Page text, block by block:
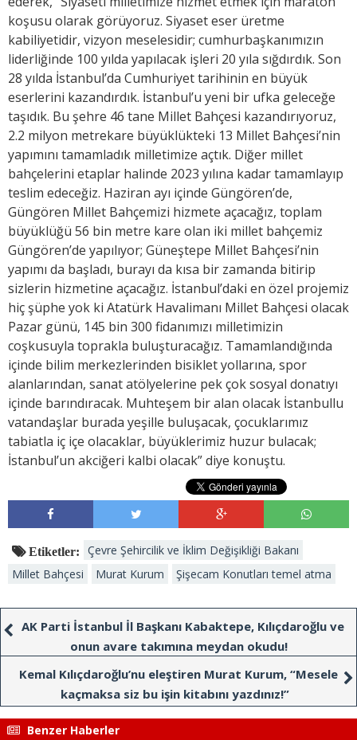
koşusu olarak görüyoruz. Siyaset eser üretme
kabiliyetidir, vizyon meselesidir; cumhurbaşkanımızın
liderliğinde 100 yılda yapılacak işleri 20 yıla sığdırdık. Son
28 yılda İstanbul’da Cumhuriyet tarihinin en büyük
eserlerini kazandırdık. İstanbul’u yeni bir ufka geleceğe
taşıdık. Bu şehre 46 tane Millet Bahçesi kazandırıyoruz,
2.2 milyon metrekare büyüklükteki 13 Millet Bahçesi’nin
yapımını tamamladık milletimize açtık. Diğer millet
bahçelerini etaplar halinde 2023 yılına kadar tamamlayıp
teslim edeceğiz. Haziran ayı içinde Güngören’de,
Güngören Millet Bahçemizi hizmete açacağız, toplam
büyüklüğü 56 bin metre kare olan iki millet bahçemiz
Güngören’de yapılıyor; Güneştepe Millet Bahçesi’nin
yapımı da başladı, burayı da kısa bir zamanda bitirip
sizlerin hizmetine açacağız. İstanbul’daki en özel projemiz
hiç şüphe yok ki Atatürk Havalimanı Millet Bahçesi olacak
Pazar günü, 145 bin 300 fidanımızı milletimizin
coşkusuyla toprakla buluşturacağız. Tamamlandığında
içinde bilim merkezlerinden bisiklet yollarına, spor
alanlarından, sanat atölyelerine pek çok sosyal donatıyı
içinde barındıracak. Muhteşem bir alan olacak İstanbullu
vatandaşlar burada yeşille buluşacak, çocuklarımız
tabiatla iç içe olacaklar, büyüklerimiz huzur bulacak;
İstanbul’un akciğeri kalbi olacak” diye konuştu.
Etiketler:
Çevre Şehircilik ve İklim Değişikliği Bakanı
Millet Bahçesi
Murat Kurum Şişecam Konutları temel atma
AK Parti İstanbul İl Başkanı Kabaktepe, Kılıçdaroğlu ve
onun avare takımına meydan okudu!
Kemal Kılıçdaroğlu’nu eleştiren Murat Kurum, “Mesele
kaçmaksa siz bu işin kitabını yazdınız!”
Benzer Haberler